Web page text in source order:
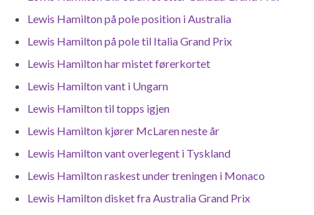
Lewis Hamilton på pole position i Australia
Lewis Hamilton på pole til Italia Grand Prix
Lewis Hamilton har mistet førerkortet
Lewis Hamilton vant i Ungarn
Lewis Hamilton til topps igjen
Lewis Hamilton kjører McLaren neste år
Lewis Hamilton vant overlegent i Tyskland
Lewis Hamilton raskest under treningen i Monaco
Lewis Hamilton disket fra Australia Grand Prix